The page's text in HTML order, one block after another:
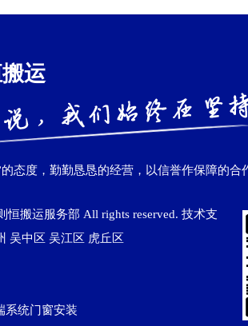
运
态度，勤勤恳恳的经营，以信誉作保障的合
恒搬运服务部 All rights reserved. 技术支
吴中区 吴江区‌ 虎丘区
系统门窗安装